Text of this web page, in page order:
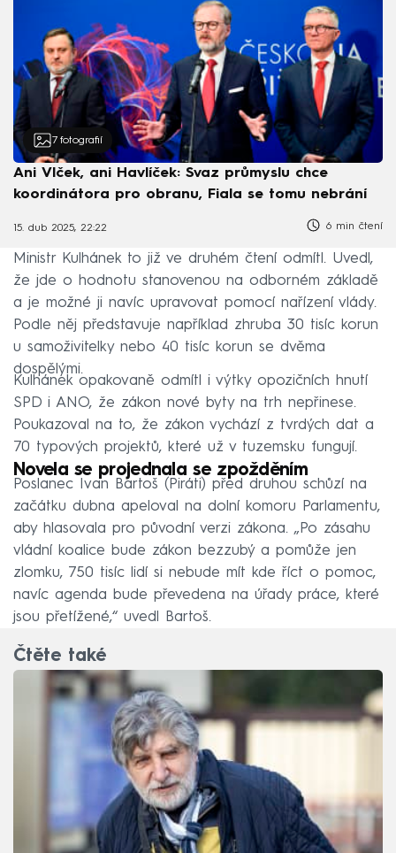
7 fotografií
Ani Vlček, ani Havlíček: Svaz průmyslu chce
koordinátora pro obranu, Fiala se tomu nebrání
15. dub 2025, 22:22 6 min čtení
Ministr Kulhánek to již ve druhém čtení odmítl. Uvedl,
že jde o hodnotu stanovenou na odborném základě
a je možné ji navíc upravovat pomocí nařízení vlády.
Podle něj představuje například zhruba 30 tisíc korun
u samoživitelky nebo 40 tisíc korun se dvěma
dospělými.
Kulhánek opakovaně odmítl i výtky opozičních hnutí
SPD i ANO, že zákon nové byty na trh nepřinese.
Poukazoval na to, že zákon vychází z tvrdých dat a
70 typových projektů, které už v tuzemsku fungují.
Novela se projednala se zpožděním
Poslanec Ivan Bartoš (Piráti) před druhou schůzí na
začátku dubna apeloval na dolní komoru Parlamentu,
aby hlasovala pro původní verzi zákona. „Po zásahu
vládní koalice bude zákon bezzubý a pomůže jen
zlomku, 750 tisíc lidí si nebude mít kde říct o pomoc,
navíc agenda bude převedena na úřady práce, které
jsou přetížené,“ uvedl Bartoš.
Čtěte také